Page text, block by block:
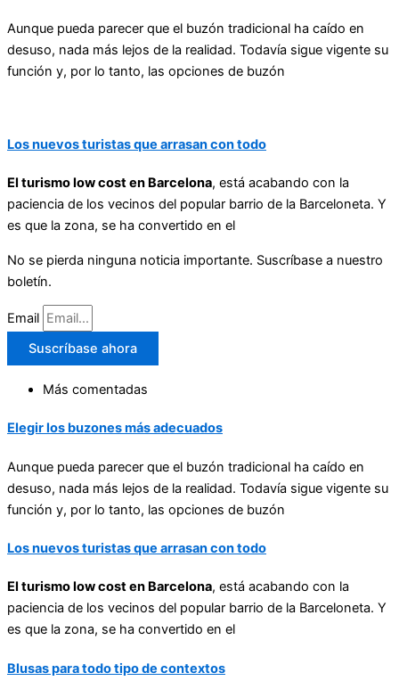
Aunque pueda parecer que el buzón tradicional ha caído en
desuso, nada más lejos de la realidad. Todavía sigue vigente su
función y, por lo tanto, las opciones de buzón
Los nuevos turistas que arrasan con todo
El turismo low cost en Barcelona, está acabando con la
paciencia de los vecinos del popular barrio de la Barceloneta. Y
es que la zona, se ha convertido en el
No se pierda ninguna noticia importante. Suscríbase a nuestro
boletín.
Email
Suscríbase ahora
Más comentadas
Elegir los buzones más adecuados
Aunque pueda parecer que el buzón tradicional ha caído en
desuso, nada más lejos de la realidad. Todavía sigue vigente su
función y, por lo tanto, las opciones de buzón
Los nuevos turistas que arrasan con todo
El turismo low cost en Barcelona, está acabando con la
paciencia de los vecinos del popular barrio de la Barceloneta. Y
es que la zona, se ha convertido en el
Blusas para todo tipo de contextos